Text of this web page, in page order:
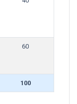
60
100